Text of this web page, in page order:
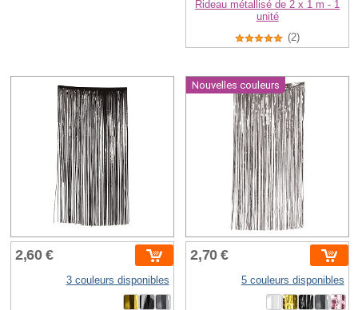
Rideau métallisé de 2 x 1 m - 1
unité
(2)
2,60 €
3 couleurs disponibles
Nouvelles couleurs
2,70 €
5 couleurs disponibles